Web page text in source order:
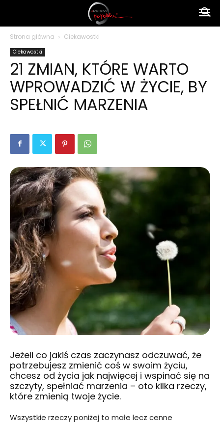
polsku
Strona główna Ciekawostki
Ciekawostki
21 ZMIAN, KTÓRE WARTO
WPROWADZIĆ W ŻYCIE, BY
SPEŁNIĆ MARZENIA
Jeżeli co jakiś czas zaczynasz odczuwać, że
potrzebujesz zmienić coś w swoim życiu,
chcesz od życia jak najwięcej i wspinać się na
szczyty, spełniać marzenia – oto kilka rzeczy,
które zmienią twoje życie.
Wszystkie rzeczy poniżej to małe lecz cenne